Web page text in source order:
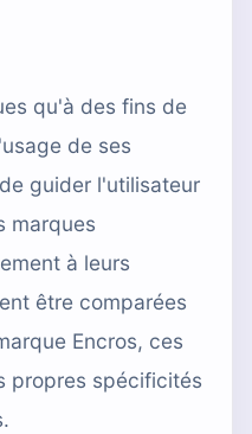
qu'à des fins de
de ses
guider l'utilisateur
marques
à leurs
être comparées
Encros, ces
propres spécificités